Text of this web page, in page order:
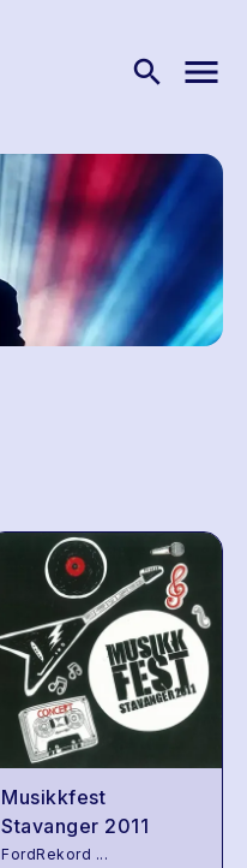
search menu
Musikkfest
Stavanger 2011
FordRekord ...